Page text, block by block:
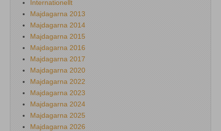
Internationellt
Majdagarna 2013
Majdagarna 2014
Majdagarna 2015
Majdagarna 2016
Majdagarna 2017
Majdagarna 2020
Majdagarna 2022
Majdagarna 2023
Majdagarna 2024
Majdagarna 2025
Majdagarna 2026